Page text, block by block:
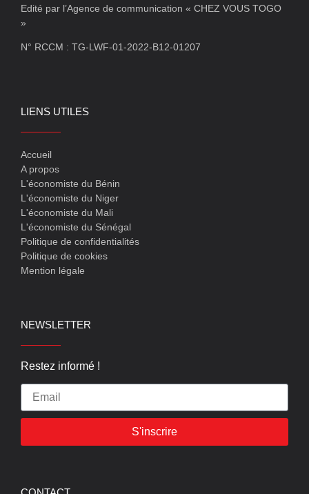
Edité par l’Agence de communication « CHEZ VOUS TOGO
»
N° RCCM : TG-LWF-01-2022-B12-01207
LIENS UTILES
Accueil
A propos
L'économiste du Bénin
L'économiste du Niger
L'économiste du Mali
L'économiste du Sénégal
Politique de confidentialités
Politique de cookies
Mention légale
NEWSLETTER
Restez informé !
S'inscrire